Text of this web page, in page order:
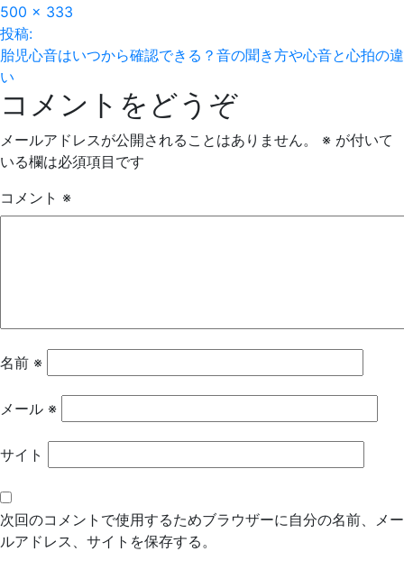
フ
ル
サ
イ
ズ
500 × 333
投
稿
ナ
ビ
ゲ
ー
投稿:
胎児心音はいつから確認できる？音の聞き方や心音と心拍の違
い
コメントをどうぞ
メールアドレスが公開されることはありません。 ※ が付いて
いる欄は必須項目です
コメント ※
名前 ※
メール ※
サイト
次回のコメントで使用するためブラウザーに自分の名前、メー
ルアドレス、サイトを保存する。